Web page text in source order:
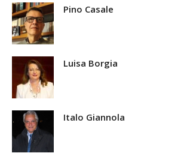
Pino Casale
Luisa Borgia
Italo Giannola